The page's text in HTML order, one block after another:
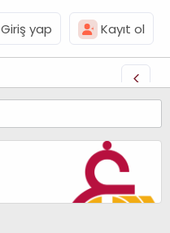
Giriş yap Kayıt ol